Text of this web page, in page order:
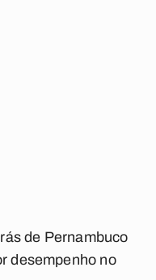
de Pernambuco
desempenho no